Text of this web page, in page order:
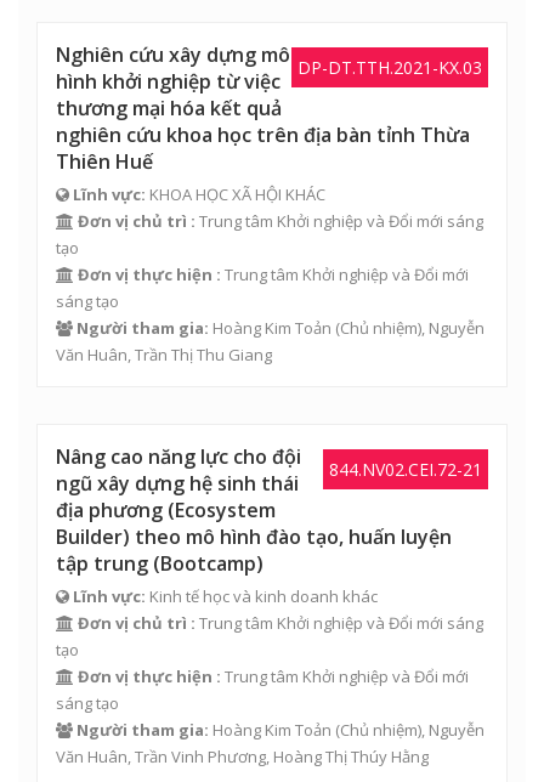
DP-DT.TTH.2021-KX.03
Nghiên cứu xây dựng mô
hình khởi nghiệp từ việc
thương mại hóa kết quả
nghiên cứu khoa học trên địa bàn tỉnh Thừa
Thiên Huế
Lĩnh vực: KHOA HỌC XÃ HỘI KHÁC
Đơn vị chủ trì : Trung tâm Khởi nghiệp và Đổi mới sáng
tạo
Đơn vị thực hiện : Trung tâm Khởi nghiệp và Đổi mới
sáng tạo
Người tham gia: Hoàng Kim Toản (Chủ nhiệm), Nguyễn
Văn Huân,Trần Thị Thu Giang
844.NV02.CEI.72-21
Nâng cao năng lực cho đội
ngũ xây dựng hệ sinh thái
địa phương (Ecosystem
Builder) theo mô hình đào tạo, huấn luyện
tập trung (Bootcamp)
Lĩnh vực: Kinh tế học và kinh doanh khác
Đơn vị chủ trì : Trung tâm Khởi nghiệp và Đổi mới sáng
tạo
Đơn vị thực hiện : Trung tâm Khởi nghiệp và Đổi mới
sáng tạo
Người tham gia: Hoàng Kim Toản (Chủ nhiệm), Nguyễn
Văn Huân,Trần Vinh Phương, Hoàng Thị Thúy Hằng